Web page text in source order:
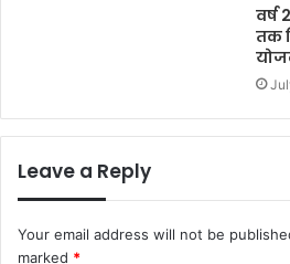
वर्ष
तक
Leave a Reply
Your email address will not be
marked *